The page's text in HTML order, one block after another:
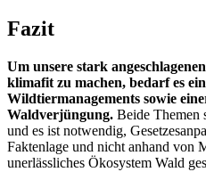
Fazit
Um unsere stark
klimafit zu machen, bedarf es
Wildtiermanagements sowie
Waldverjüngung. Beide Themen
und es ist notwendig,
Faktenlage und nicht anhand von
unerlässliches Ökosystem Wald